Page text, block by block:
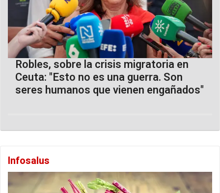
Robles, sobre la crisis migratoria en
Ceuta: "Esto no es una guerra. Son
seres humanos que vienen engañados"
Infosalus